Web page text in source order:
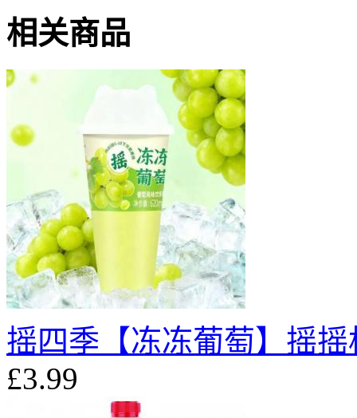
相关商品
摇四季【冻冻葡萄】摇
£3.99